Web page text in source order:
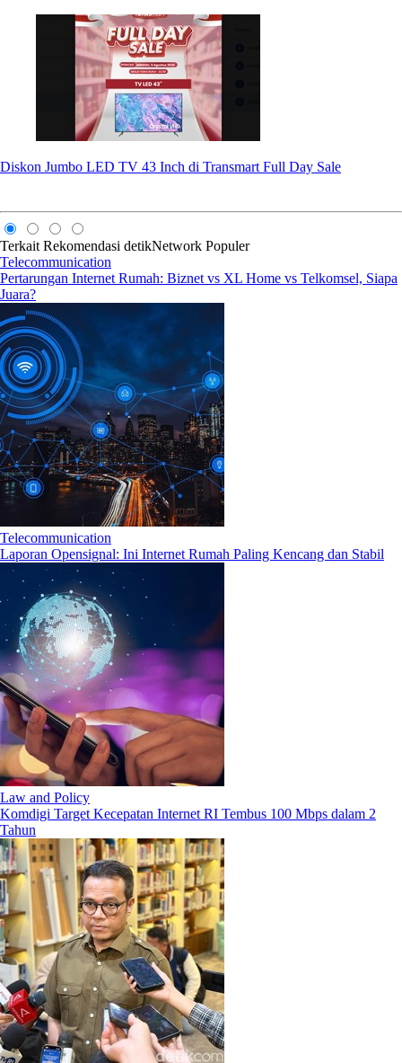
Diskon Jumbo LED TV 43 Inch di Transmart Full Day Sale
Terkait Rekomendasi detikNetwork Populer
Telecommunication
Pertarungan Internet Rumah: Biznet vs XL Home vs Telkomsel, Siapa
Juara?
Telecommunication
Laporan Opensignal: Ini Internet Rumah Paling Kencang dan Stabil
Law and Policy
Komdigi Target Kecepatan Internet RI Tembus 100 Mbps dalam 2
Tahun